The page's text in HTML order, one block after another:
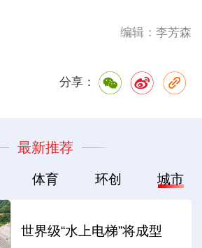
编辑：李芳森
分享：
最新推荐
体育 环创 城市
世界级“水上电梯”将成型